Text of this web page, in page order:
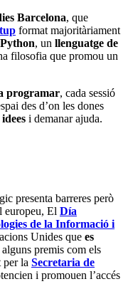
Barcelona, que
format majoritàriament
Python, un llenguatge de
filosofia que promou un
programar, cada sessió
des d’on les dones
idees i demanar ajuda.
presenta barreres però
europeu, El Día
de la Informació i
Unides que es
premis com els
per la Secretaria de
i promouen l’accés